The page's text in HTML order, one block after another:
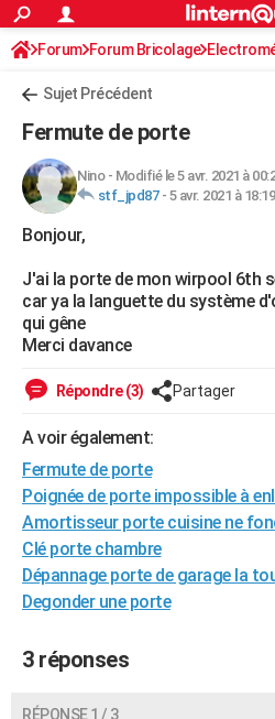
ACTUALITÉS
Politique
Société
Faits Divers
Education
Monde
Villes
+
FINANCE
Retraite
Impôts
Epargne
Immobilier
Risques naturels par ville
Banque
Assurance
Crédit
AUTO
Essais
Réserver un essai
Citadines
Berlines
SUV
Forum auto
+HIGH-TECH
Mobiles
Meilleur smartphone
Internet
Ordinateurs
Jeux vidéo
Guide high-tech
+BRICOLAGE
Forum
Aménagement intérieur
Extérieur
Cuisine
Salle de bains
Jardinage
Rangement
WEEK-END
Guides de France
Escapades
Patrimoine
Expositions
Musées
Week-end nature
LIFESTYLE
SANTE
Alimentation
Guide de la santé
Maladies
Médicaments
Sommeil
VOYAGE
Destinations
City break
Voyage nature
Voyage de noces
Forum
Climat
PHOTO
GUIDES D'ACHAT
BONS PLANS
CARTE DE VOEUX
Forum Forum Bricolage
Sujet Précédent
Fermute de porte
Nino- Modifié le 5 avr. 2021 à
stf_jpd87- 5 avr. 2021 à 18:19
Bonjour,
J'ai la porte de mon wirpool 6th
car ya la languette du système
qui gêne
Merci davance
Répondre (3) Partager
A voir également:
Fermute de porte
Poignée de porte impossible à
Amortisseur porte cuisine ne
Clé porte chambre
Dépannage porte de garage la
Degonder une porte
3 réponses
RÉPONSE 1 / 3